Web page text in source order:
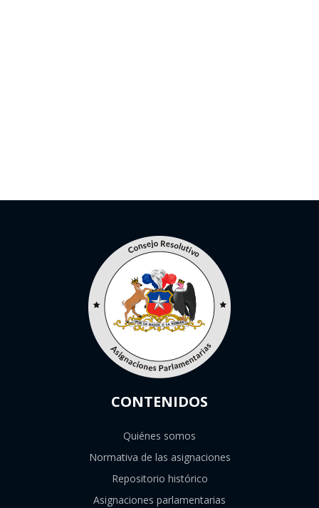
CONTENIDOS
Quiénes somos
Normativa de las asignaciones
Repositorio histórico
Asignaciones parlamentarias